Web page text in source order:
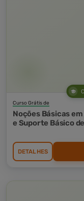
Curso Grátis de
Noções Básicas
e Suporte Básico
DETALHES